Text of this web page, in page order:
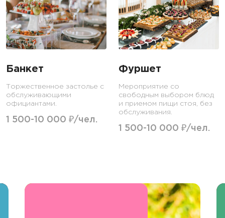
Банкет
Торжественное застолье с
обслуживающими
официантами.
1 500-10 000 ₽/чел.
Фуршет
Мероприятие со
свободным выбором блюд
и приемом пищи стоя, без
обслуживания.
1 500-10 000 ₽/чел.